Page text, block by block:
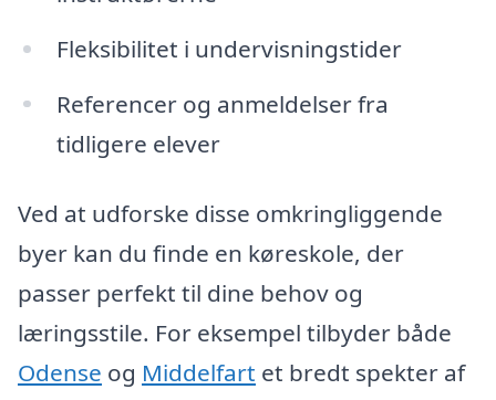
Fleksibilitet i undervisningstider
Referencer og anmeldelser fra
tidligere elever
Ved at udforske disse omkringliggende
byer kan du finde en køreskole, der
passer perfekt til dine behov og
læringsstile. For eksempel tilbyder både
Odense og Middelfart et bredt spekter af